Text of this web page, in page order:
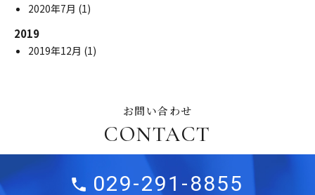
2020年7月 (1)
2019
2019年12月 (1)
お問い合わせ
CONTACT
029-291-8855